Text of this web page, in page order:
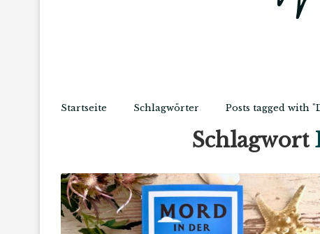
Startseite Schlagwörter Posts tagged with
Schlagwort